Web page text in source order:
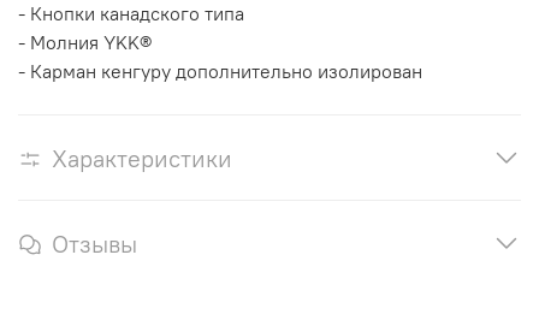
- Кнопки канадского типа
- Молния YKK®
- Карман кенгуру дополнительно изолирован
Характеристики
Отзывы